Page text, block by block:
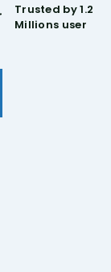
Trusted by 1.2
Millions user